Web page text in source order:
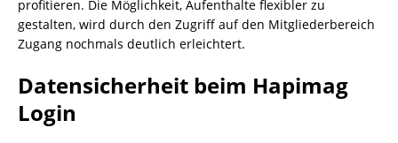
profitieren. Die Möglichkeit, Aufenthalte flexibler zu
gestalten, wird durch den Zugriff auf den Mitgliederbereich
Zugang nochmals deutlich erleichtert.
Datensicherheit beim Hapimag
Login